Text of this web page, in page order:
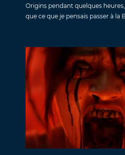
Origins pendant quelques
que ce que je pensais passer à la